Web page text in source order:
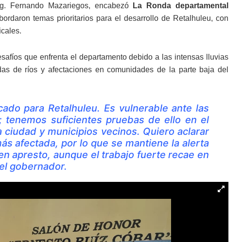
Fernando Mazariegos, encabezó
La Ronda departamental
temas prioritarios para el desarrollo de Retalhuleu, con
que enfrenta el departamento debido a las intensas lluvias
de ríos y afectaciones en comunidades de la parte baja del
para Retalhuleu. Es vulnerable ante las
suficientes pruebas de ello en el
y municipios vecinos. Quiero aclarar
afectada, por lo que se mantiene la alerta
apresto, aunque el trabajo fuerte recae en
gobernador.